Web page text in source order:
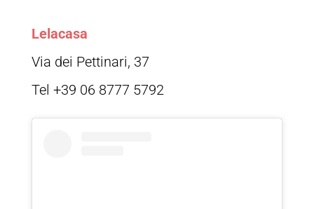
Lelacasa
Via dei Pettinari, 37
Tel +39 06 8777 5792